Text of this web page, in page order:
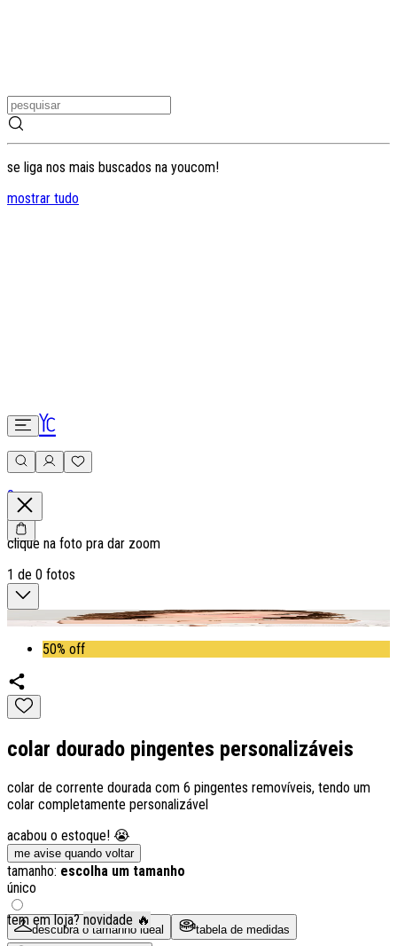
se liga nos mais buscados na youcom!
mostrar tudo
0
clique na foto pra dar zoom
1 de 0 fotos
50% off
colar dourado pingentes personalizáveis
colar de corrente dourada com 6 pingentes removíveis, tendo um
colar completamente personalizável
acabou o estoque! 😭
me avise quando voltar
tamanho: escolha um tamanho
único
descubra o tamanho ideal tabela de medidas
tem em loja? novidade 🔥